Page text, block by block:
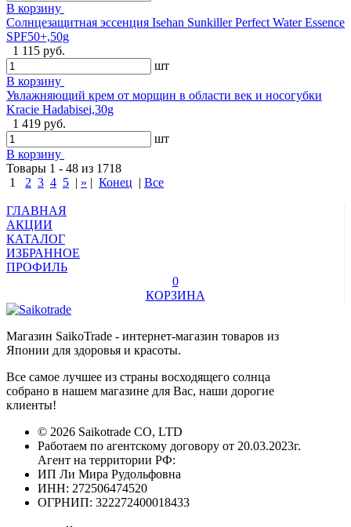
В корзину
Солнцезащитная эссенция Isehan Sunkiller Perfect Water Essence
SPF50+,50g
1 115 руб.
шт
В корзину
Увлажняющий крем от морщин в области век и носогубки
Kracie Hadabisei,30g
1 419 руб.
шт
В корзину
Товары 1 - 48 из 1718
1
2 3 4 5 | » | Конец | Все
ГЛАВНАЯ
АКЦИИ
КАТАЛОГ
ИЗБРАННОЕ
ПРОФИЛЬ
0
КОРЗИНА
Магазин SaikoTrade - интернет-магазин товаров из
Японии для здоровья и красоты.
Все самое лучшее из страны восходящего солнца
собрано в нашем магазине для Вас, наши дорогие
клиенты!
© 2026 Saikotrade CO, LTD
Работаем по агентскому договору от 20.03.2023г.
Агент на территории РФ:
ИП Ли Мира Рудольфовна
ИНН: 272506474520
ОГРНИП: 322272400018433